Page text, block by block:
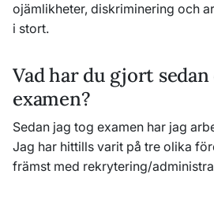
ojämlikheter, diskriminering och
i stort.
Vad har du gjort
examen?
Sedan jag tog examen har jag
Jag har hittills varit på tre olika
främst med rekrytering/